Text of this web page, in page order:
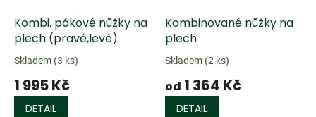
dKombi. pákové nůžky na
plech (pravé,levé)
Skladem (3 ks)
1 995 Kč
DETAIL
Kombinované nůžky na
plech
Skladem (2 ks)
od 1 364 Kč
DETAIL